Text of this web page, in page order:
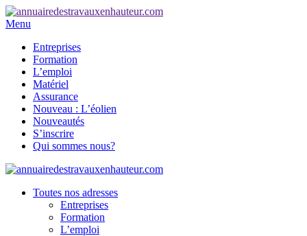
Menu
Entreprises
Formation
L’emploi
Matériel
Assurance
Nouveau : L’éolien
Nouveautés
S’inscrire
Qui sommes nous?
Toutes nos adresses
Entreprises
Formation
L’emploi